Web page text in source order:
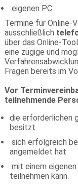
eigenen PC
Termine für Online-
ausschließlich
über das Online-
eine zügige und
Fragen bereits im
Vor
teilnehmende
die erforderlichen
besitzt
sich erfolgreich
angemeldet hat
mit einem
teilnehmen kann.